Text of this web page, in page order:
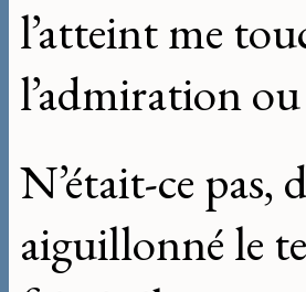
l’atteint me
l’admiration
N’était-ce pas,
aiguillonné le